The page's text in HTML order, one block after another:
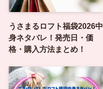
うさまるロフト福袋2026中
身ネタバレ！発売日・価
格・購入方法まとめ！